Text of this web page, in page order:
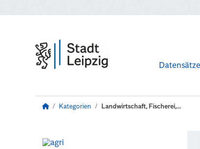
Datensätze
Kategorien Landwirtschaft, Fischerei,...